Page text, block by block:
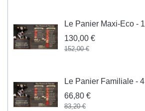
Le Panier Maxi-Eco -
130,00 €
152,00 €
Le Panier Familiale -
66,80 €
83,20 €